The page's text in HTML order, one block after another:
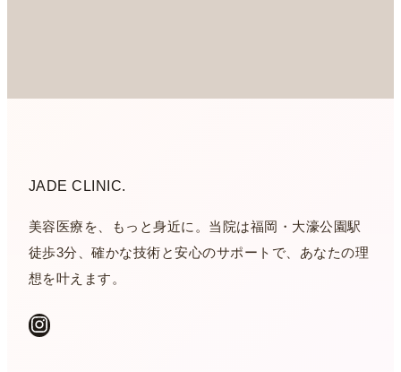
JADE CLINIC.
美容医療を、もっと身近に。当院は福岡・大濠公園駅
徒歩3分、確かな技術と安心のサポートで、あなたの理
想を叶えます。
Instagram